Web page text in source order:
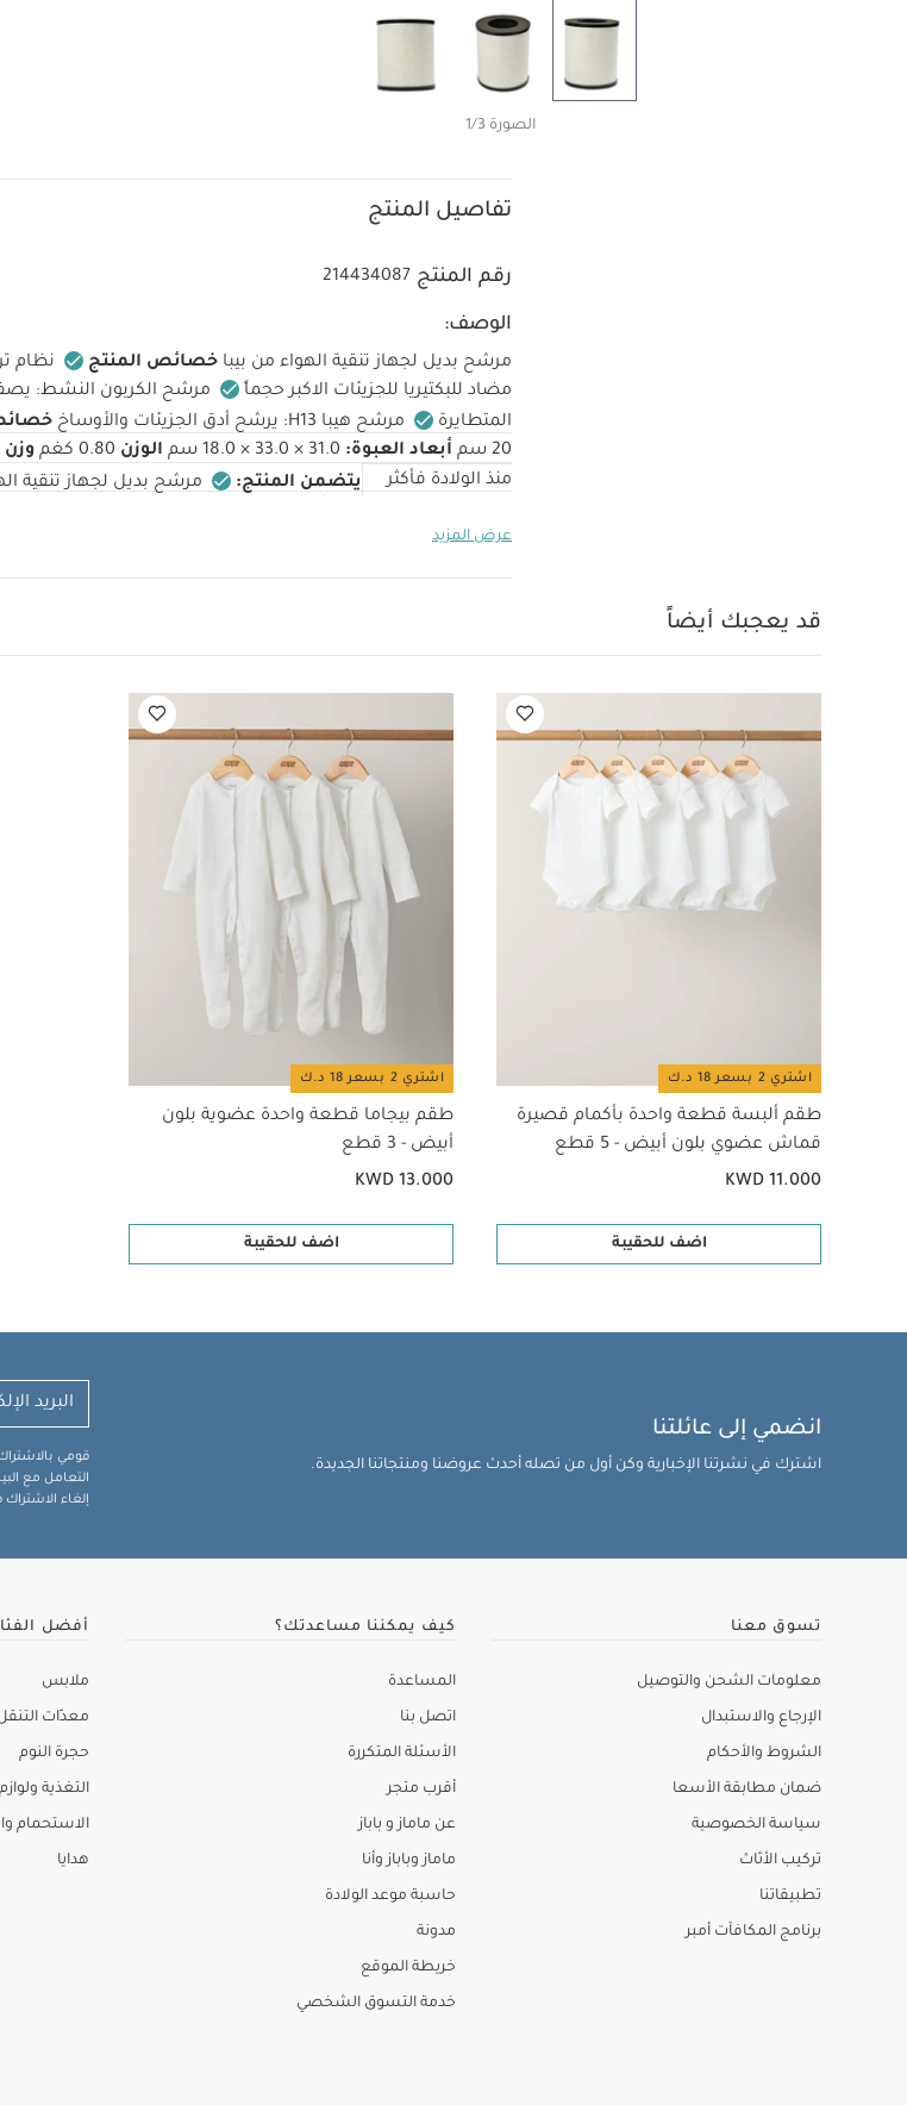
الصورة 1/3
تفاصيل المنتج
رقم المنتج 214434087
الوصف:
مرشح بديل لجهاز تنقية الهواء من بيبا خصائص المنتج
نظام
مضاد للبكتيريا للجزيئات الاكبر حجماً
مرشح الكربون النشط:
المتطايرة
مرشح هيبا H13: يرشح أدق الجزيئات والأوساخ
20 سم
أبعاد العبوة: 31.0 × 33.0 × 18.0 سم الوزن 0.80 كغم
منذ الولادة فأكثر
يتضمن المنتج: مرشح بديل لجهاز تنقية
قطعة واحدة عضوية بلون أبيض - 3 قطع
عرض المزيد
قد يعجبك أيضاً
اشتري 2 بسعر 18 د.ك
طقم ألبسة قطعة واحدة بأكمام قصيرة
قماش عضوي بلون أبيض - 5 قطع
KWD 11.000
اضف للحقيبة
اشتري 2 بسعر 18 د.ك
طقم بيجاما قطعة واحدة عضوية بلون
أبيض - 3 قطع
KWD 13.000
اضف للحقيبة
انضمي إلى عائلتنا
اشترك في نشرتنا الإخبارية وكن أول من تصله أحدث عروضنا ومنتجاتنا الجديدة.
قومي
التعامل مع
إلغاء
تسوق معنا
معلومات الشحن والتوصيل
الإرجاع والاستبدال
الشروط والأحكام
ضمان مطابقة الأسعا
سياسة الخصوصية
تركيب الأثاث
تطبيقاتنا
برنامج المكافآت أمبر
كيف يمكننا مساعدتك؟
المساعدة
اتصل بنا
الأسئلة المتكررة
أقرب متجر
عن ماماز و باباز
ماماز وباباز وأنا
حاسبة موعد الولادة
مدونة
خريطة الموقع
خدمة التسوق الشخصي
أفضل
ملابس
معدّات
حجرة النوم
التغذية
الاستحمام
هدايا